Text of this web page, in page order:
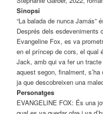
Sinopsi
“La balada de nunca Jamás”
Després dels esdeveniments
Evangeline Fox, es va
en el príncep de cors, el qual
Jack, amb qui va fer un
aquest segon, finalment,
ja que descobreixen una
Personatges
EVANGELINE FOX: És una